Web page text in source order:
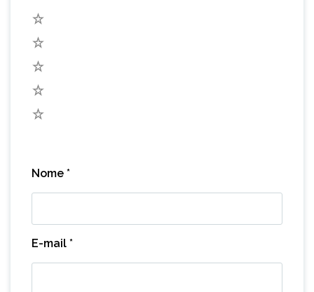
Nome *
E-mail *